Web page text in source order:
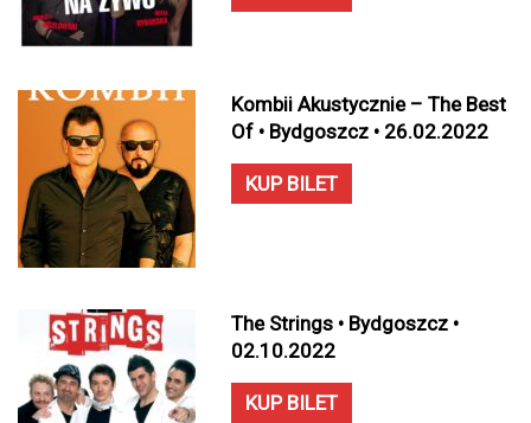
Kombii Akustycznie – The Best
Of • Bydgoszcz • 26.02.2022
KUP BILET
The Strings • Bydgoszcz •
02.10.2022
KUP BILET